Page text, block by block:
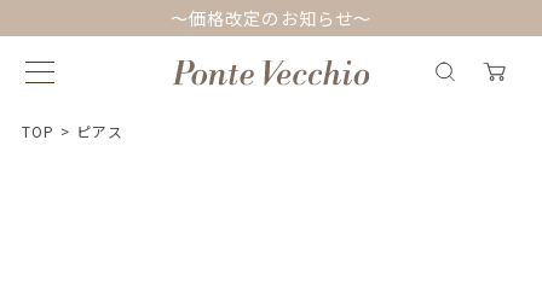
～価格改定のお知らせ～
TOP > ピアス